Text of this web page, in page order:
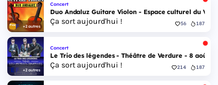
+2 autres
Concert
Duo Andaluz Guitare Violon - Espace culturel du
Ça sort aujourd'hui ! 56 187
+2 autres
Concert
Le Trio des légendes - Théâtre de Verdure - 8 août
Ça sort aujourd'hui ! 214 187